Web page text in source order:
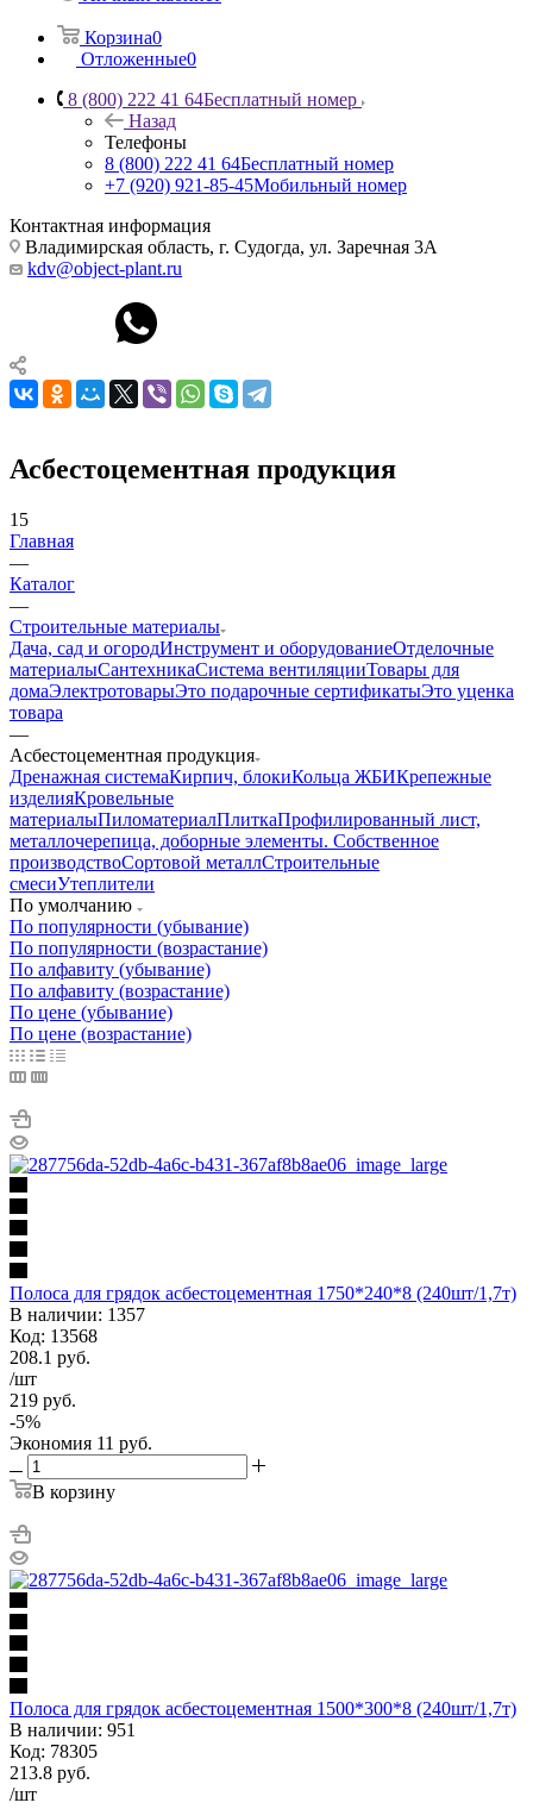
Корзина0
Отложенные0
8 (800) 222 41 64Бесплатный номер
Назад
Телефоны
8 (800) 222 41 64Бесплатный номер
+7 (920) 921-85-45Мобильный номер
Контактная информация
Владимирская область, г. Судогда, ул. Заречная 3А
kdv@object-plant.ru
Асбестоцементная продукция
15
Главная
—
Каталог
—
Строительные материалы
Дача, сад и огородИнструмент и оборудованиеОтделочные
материалыСантехникаСистема вентиляцииТовары для
домаЭлектротоварыЭто подарочные сертификатыЭто уценка
товара
—
Асбестоцементная продукция
Дренажная системаКирпич, блокиКольца ЖБИКрепежные
изделияКровельные
материалыПиломатериалПлиткаПрофилированный лист,
металлочерепица, доборные элементы. Собственное
производствоСортовой металлСтроительные
смесиУтеплители
По умолчанию
По популярности (убывание)
По популярности (возрастание)
По алфавиту (убывание)
По алфавиту (возрастание)
По цене (убывание)
По цене (возрастание)
Полоса для грядок асбестоцементная 1750*240*8 (240шт/1,7т)
В наличии: 1357
Код: 13568
208.1 руб.
/шт
219 руб.
-5%
Экономия 11 руб.
В корзину
Полоса для грядок асбестоцементная 1500*300*8 (240шт/1,7т)
В наличии: 951
Код: 78305
213.8 руб.
/шт